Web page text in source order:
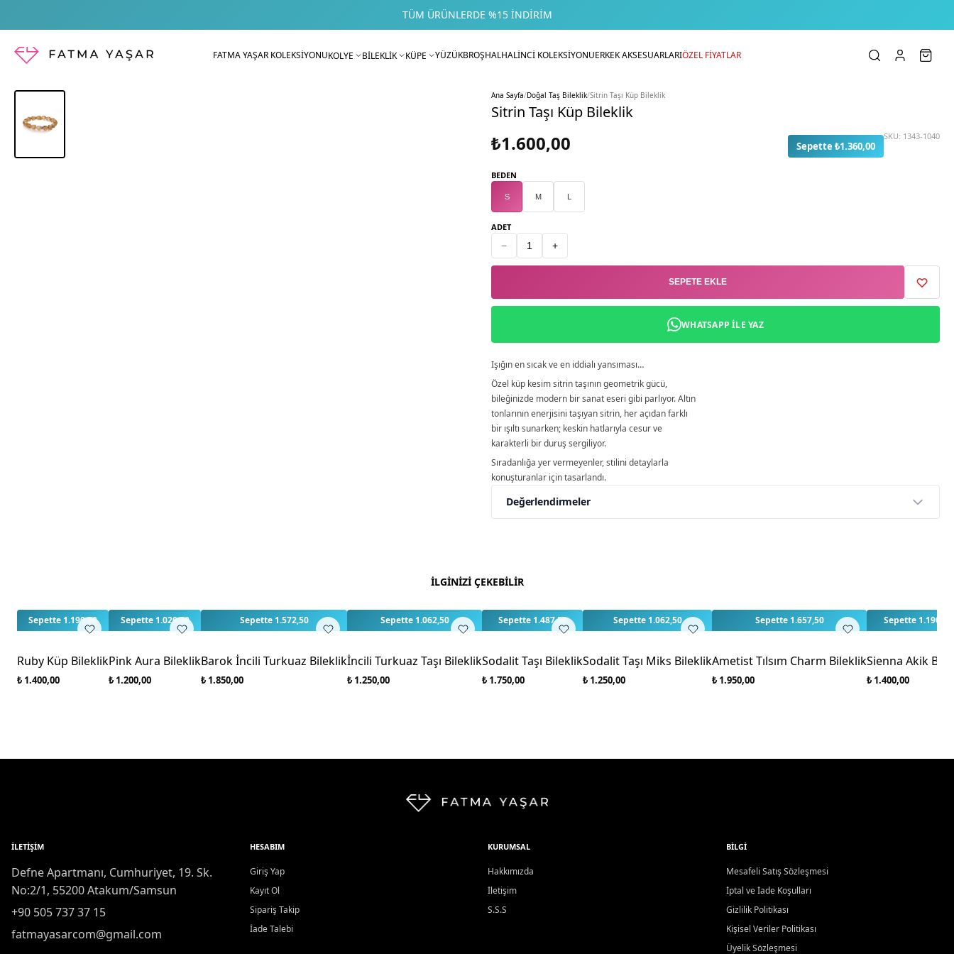
TÜM ÜRÜNLERDE %15 İNDIRIM
FATMA YAŞAR KOLEKSİYONUKOLYE BİLEKLİK KÜPE YÜZÜKBROŞHALHALİNCİ KOLEKSİYONUERKEK AKSESUARLARIÖZEL FİYATLAR
Ana Sayfa/Doğal Taş Bileklik/Sitrin Taşı Küp Bileklik
Sitrin Taşı Küp Bileklik
₺1.600,00 Sepette ₺1.360,00
SKU: 1343-1040
BEDEN
S M L
ADET
− +
SEPETE EKLE
WHATSAPP ILE YAZ
Işığın en sıcak ve en iddialı yansıması…
Özel küp kesim sitrin taşının geometrik gücü,
bileğinizde modern bir sanat eseri gibi parlıyor. Altın
tonlarının enerjisini taşıyan sitrin, her açıdan farklı
bir ışıltı sunarken; keskin hatlarıyla cesur ve
karakterli bir duruş sergiliyor.
Sıradanlığa yer vermeyenler, stilini detaylarla
konuşturanlar için tasarlandı.
Değerlendirmeler
Bu ürün için henüz değerlendirme yapılmamış. İlk yorumu siz yapın!
İLGİNİZİ ÇEKEBİLİR
Sepette 1.190,00
Ruby Küp Bileklik
₺ 1.400,00
Sepette 1.020,00
Pink Aura Bileklik
₺ 1.200,00
Sepette 1.572,50
Barok İncili Turkuaz Bileklik
₺ 1.850,00
Sepette 1.062,50
İncili Turkuaz Taşı Bileklik
₺ 1.250,00
Sepette 1.487,50
Sodalit Taşı Bileklik
₺ 1.750,00
Sepette 1.062,50
Sodalit Taşı Miks Bileklik
₺ 1.250,00
Sepette 1.657,50
Ametist Tılsım Charm Bileklik
₺ 1.950,00
Sepette 1.190,00
Sienna Akik
₺ 1.400,00
İLETIŞIM
Defne Apartmanı, Cumhuriyet, 19. Sk.
No:2/1, 55200 Atakum/Samsun
+90 505 737 37 15
fatmayasarcom@gmail.com
HESABIM
Giriş Yap
Kayıt Ol
Sipariş Takip
İade Talebi
KURUMSAL
Hakkımızda
İletişim
S.S.S
BILGI
Mesafeli Satış Sözleşmesi
İptal ve İade Koşulları
Gizlilik Politikası
Kişisel Veriler Politikası
Üyelik Sözleşmesi